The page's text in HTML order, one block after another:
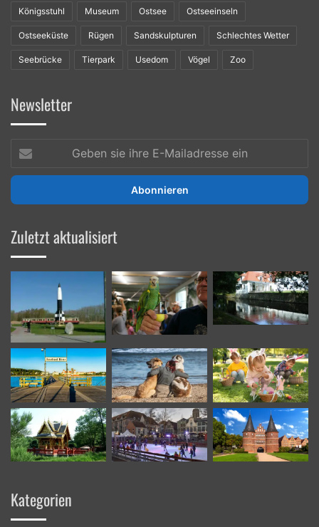
Königsstuhl Museum Ostsee Ostseeinseln
Ostseeküste Rügen Sandskulpturen Schlechtes Wetter
Seebrücke Tierpark Usedom Vögel Zoo
Newsletter
sie
ihre
Mailadresse
Zuletzt aktualisiert
Kategorien